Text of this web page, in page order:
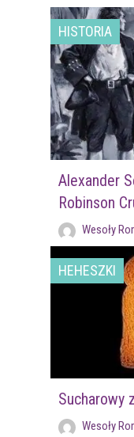
HISTORIA
Alexander
Robinson
Wesoły
HEHESZKI
Sucharowy
Wesoły